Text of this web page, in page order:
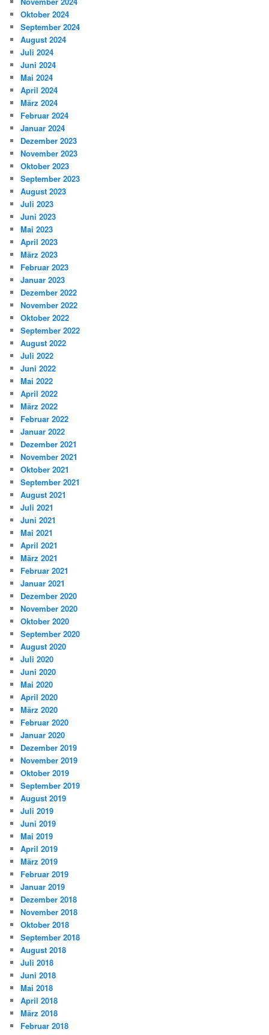
Oktober 2024
September 2024
August 2024
Juli 2024
Juni 2024
Mai 2024
April 2024
März 2024
Februar 2024
Januar 2024
Dezember 2023
November 2023
Oktober 2023
September 2023
August 2023
Juli 2023
Juni 2023
Mai 2023
April 2023
März 2023
Februar 2023
Januar 2023
Dezember 2022
November 2022
Oktober 2022
September 2022
August 2022
Juli 2022
Juni 2022
Mai 2022
April 2022
März 2022
Februar 2022
Januar 2022
Dezember 2021
November 2021
Oktober 2021
September 2021
August 2021
Juli 2021
Juni 2021
Mai 2021
April 2021
März 2021
Februar 2021
Januar 2021
Dezember 2020
November 2020
Oktober 2020
September 2020
August 2020
Juli 2020
Juni 2020
Mai 2020
April 2020
März 2020
Februar 2020
Januar 2020
Dezember 2019
November 2019
Oktober 2019
September 2019
August 2019
Juli 2019
Juni 2019
Mai 2019
April 2019
März 2019
Februar 2019
Januar 2019
Dezember 2018
November 2018
Oktober 2018
September 2018
August 2018
Juli 2018
Juni 2018
Mai 2018
April 2018
März 2018
Februar 2018